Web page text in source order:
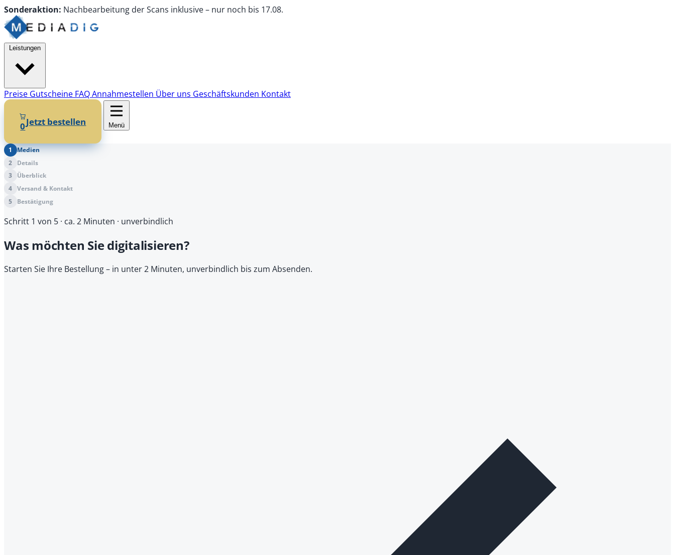
Sonderaktion: Nachbearbeitung der Scans inklusive– nur noch bis 17.08.
Preise Gutscheine FAQAnnahmestellen Über uns Geschäftskunden Kontakt
0Jetzt bestellen Menü
1
Medien
2
Details
3
Überblick
4 Versand & Kontakt
5
Bestätigung
Schritt 1 von 5 · ca. 2 Minuten · unverbindlich
Was möchten Sie digitalisieren?
Starten Sie Ihre Bestellung – in unter 2 Minuten, unverbindlich bis zum Absenden.